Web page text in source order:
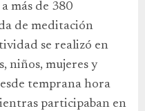
más de 380
de meditación
se realizó en
niños, mujeres y
temprana hora
participaban en